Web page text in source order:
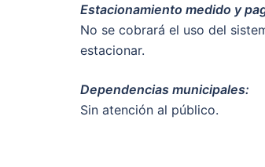
Estacionamiento medido y
No se cobrará el uso del
estacionar.
Dependencias municipales:
Sin atención al público.